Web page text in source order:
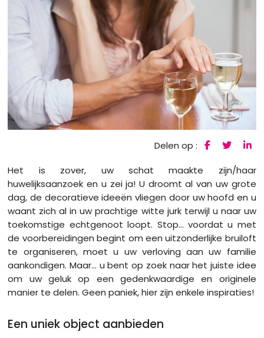
Delen op :
Het is zover, uw schat maakte zijn/haar
huwelijksaanzoek en u zei ja! U droomt al van uw grote
dag, de decoratieve ideeën vliegen door uw hoofd en u
waant zich al in uw prachtige witte jurk terwijl u naar uw
toekomstige echtgenoot loopt. Stop... voordat u met
de voorbereidingen begint om een ​​uitzonderlijke bruiloft
te organiseren, moet u uw verloving aan uw familie
aankondigen. Maar… u bent op zoek naar het juiste idee
om uw geluk op een gedenkwaardige en originele
manier te delen. Geen paniek, hier zijn enkele inspiraties!
Een uniek object aanbieden